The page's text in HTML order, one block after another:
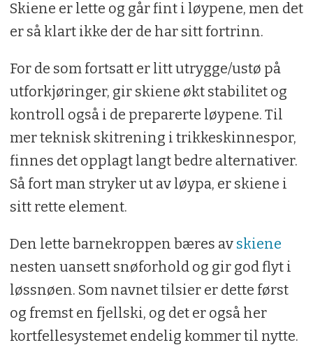
Skiene er lette og går fint i løypene, men det
er så klart ikke der de har sitt fortrinn.
For de som fortsatt er litt utrygge/ustø på
utforkjøringer, gir skiene økt stabilitet og
kontroll også i de preparerte løypene. Til
mer teknisk skitrening i trikkeskinnespor,
finnes det opplagt langt bedre alternativer.
Så fort man stryker ut av løypa, er skiene i
sitt rette element.
Den lette barnekroppen bæres av skiene
nesten uansett snøforhold og gir god flyt i
løssnøen. Som navnet tilsier er dette først
og fremst en fjellski, og det er også her
kortfellesystemet endelig kommer til nytte.